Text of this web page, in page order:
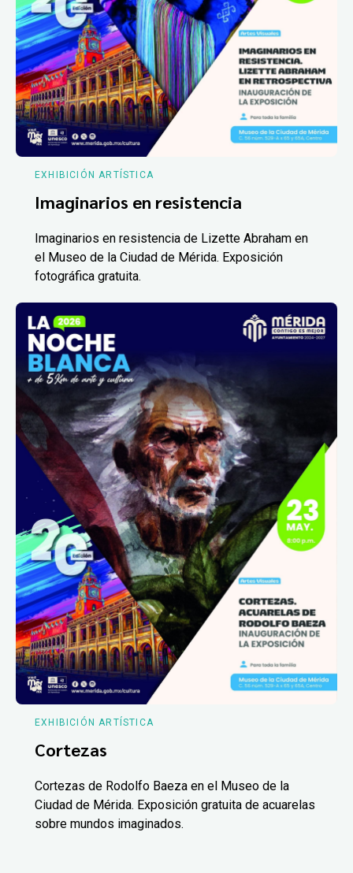
EXHIBICIÓN ARTÍSTICA
Imaginarios en resistencia
Imaginarios en resistencia de Lizette Abraham en
el Museo de la Ciudad de Mérida. Exposición
fotográfica gratuita.
EXHIBICIÓN ARTÍSTICA
Cortezas
Cortezas de Rodolfo Baeza en el Museo de la
Ciudad de Mérida. Exposición gratuita de acuarelas
sobre mundos imaginados.